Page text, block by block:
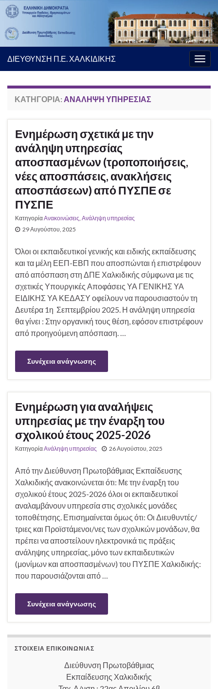
ΔΙΕΥΘΥΝΣΗ Π.Ε. ΧΑΛΚΙΔΙΚΗΣ
ΚΑΤΗΓΟΡΊΑ: ΑΝΆΛΗΨΗ ΥΠΗΡΕΣΊΑΣ
Ενημέρωση σχετικά με την
ανάληψη υπηρεσίας
αποσπασμένων (τροποποιήσεις,
νέες αποσπάσεις, ανακλήσεις
αποσπάσεων) από ΠΥΣΠΕ σε
ΠΥΣΠΕ
ΚατηγορίαΑνακοινώσεις Ανάληψη υπηρεσίας
29 Αυγούστου, 2025
Όλοι οι εκπαιδευτικοί γενικής και ειδικής εκπαίδευσης
και τα μέλη ΕΕΠ-ΕΒΠ που αποσπώνται ή επιστρέφουν
από απόσπαση στη ΔΠΕ Χαλκιδικής σύμφωνα με τις
σχετικές Υπουργικές Αποφάσεις ΥΑ ΓΕΝΙΚΗΣ ΥΑ
ΕΙΔΙΚΗΣ ΥΑ ΚΕΔΑΣΥ οφείλουν να παρουσιαστούν τη
Δευτέρα 1η Σεπτεμβρίου 2025. Η ανάληψη υπηρεσία
θα γίνει : Στην οργανική τους θέση, εφόσον επιστρέφουν
από προηγούμενη απόσπαση. …
Συνέχεια ανάγνωσης
Ενημέρωση για αναλήψεις
υπηρεσίας με την έναρξη του
σχολικού έτους 2025-2026
ΚατηγορίαΑνάληψη υπηρεσίας 26 Αυγούστου, 2025
Από την Διεύθυνση Πρωτοβάθμιας Εκπαίδευσης
Χαλκιδικής ανακοινώνεται ότι: Με την έναρξη του
σχολικού έτους 2025-2026 όλοι οι εκπαιδευτικοί
αναλαμβάνουν υπηρεσία στις σχολικές μονάδες
τοποθέτησης. Επισημαίνεται όμως ότι: Οι Διευθυντές/
τριες και Προϊστάμενοι/νες των σχολικών μονάδων, θα
πρέπει να αποστείλουν ηλεκτρονικά τις πράξεις
ανάληψης υπηρεσίας, μόνο των εκπαιδευτικών
(μονίμων και αποσπασμένων) του ΠΥΣΠΕ Χαλκιδικής:
που παρουσιάζονται από …
Συνέχεια ανάγνωσης
ΣΤΟΙΧΕΊΑ ΕΠΙΚΟΙΝΩΝΊΑΣ
Διεύθυνση Πρωτοβάθμιας
Εκπαίδευσης Χαλκιδικής